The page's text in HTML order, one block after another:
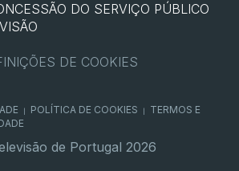
DO SERVIÇO PÚBLICO
DE COOKIES
POLÍTICA DE COOKIES
TERMOS E
de Portugal 2026